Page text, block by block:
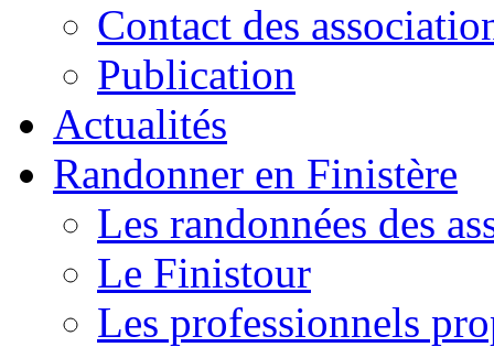
Contact des
Publication
Actualités
Randonner en Finistère
Les randonnées des
Le Finistour
Les professionnels